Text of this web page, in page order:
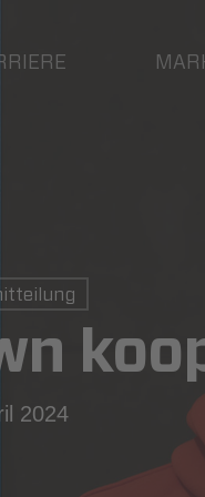
2024